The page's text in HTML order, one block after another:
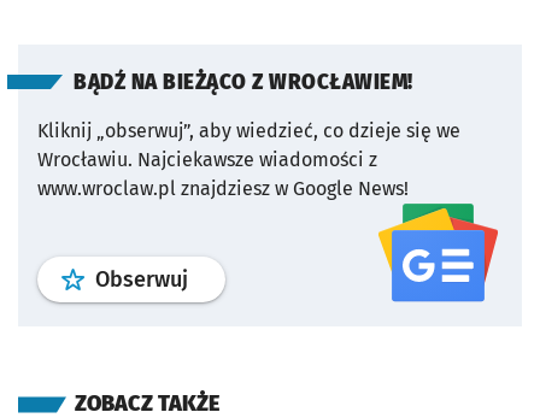
BĄDŹ NA BIEŻĄCO Z WROCŁAWIEM!
Kliknij „obserwuj”, aby wiedzieć, co dzieje się we
Wrocławiu. Najciekawsze wiadomości z
www.wroclaw.pl znajdziesz w Google News!
Obserwuj profil serwisu
ZOBACZ TAKŻE